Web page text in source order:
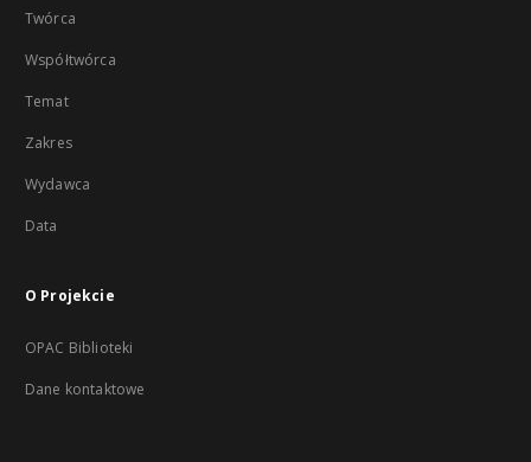
Twórca
Współtwórca
Temat
Zakres
Wydawca
Data
O Projekcie
OPAC Biblioteki
Dane kontaktowe